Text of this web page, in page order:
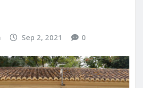
Sep 2, 2021 0